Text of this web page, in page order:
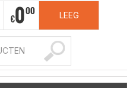
€000 LEEG